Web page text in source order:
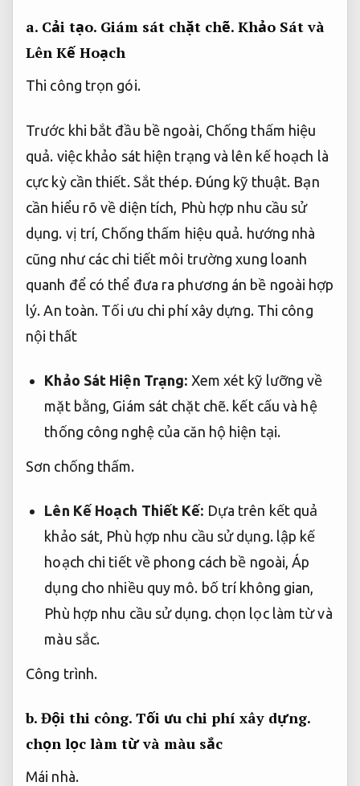
a. Cải tạo. Giám sát chặt chẽ. Khảo Sát và
Lên Kế Hoạch
Thi công trọn gói.
Trước khi bắt đầu bề ngoài, Chống thấm hiệu
quả. việc khảo sát hiện trạng và lên kế hoạch là
cực kỳ cần thiết. Sắt thép. Đúng kỹ thuật. Bạn
cần hiểu rõ về diện tích, Phù hợp nhu cầu sử
dụng. vị trí, Chống thấm hiệu quả. hướng nhà
cũng như các chi tiết môi trường xung loanh
quanh để có thể đưa ra phương án bề ngoài hợp
lý. An toàn. Tối ưu chi phí xây dựng. Thi công
nội thất
Khảo Sát Hiện Trạng: Xem xét kỹ lưỡng về
mặt bằng, Giám sát chặt chẽ. kết cấu và hệ
thống công nghệ của căn hộ hiện tại.
Sơn chống thấm.
Lên Kế Hoạch Thiết Kế: Dựa trên kết quả
khảo sát, Phù hợp nhu cầu sử dụng.lập kế
hoạch chi tiết về phong cách bề ngoài,Áp
dụng cho nhiều quy mô. bố trí không gian,
Phù hợp nhu cầu sử dụng.chọn lọc làm từ và
màu sắc.
Công trình.
b. Đội thi công. Tối ưu chi phí xây dựng.
chọn lọc làm từ và màu sắc
Mái nhà.